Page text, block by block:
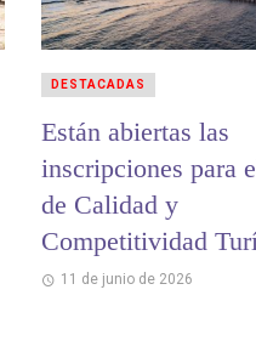
Están abiertas las
inscripciones para
de Calidad y
Competitividad
2026
11 de junio de 2026
DESTACADAS